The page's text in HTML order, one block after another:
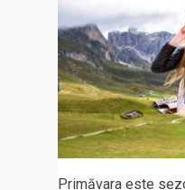
Primăvara este